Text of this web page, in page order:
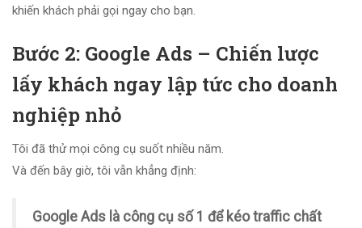
khiến khách phải gọi ngay cho bạn.
Bước 2: Google Ads – Chiến lược
lấy khách ngay lập tức cho doanh
nghiệp nhỏ
Tôi đã thử mọi công cụ suốt nhiều năm.
Và đến bây giờ, tôi vẫn khẳng định:
Google Ads là công cụ số 1 để kéo traffic chất